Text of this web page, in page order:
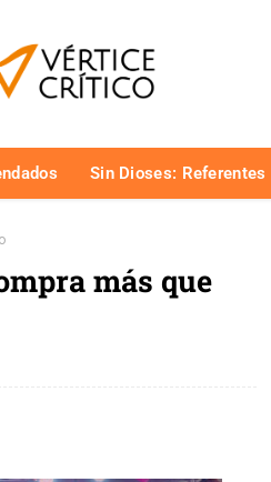
Sin Dioses:
más que